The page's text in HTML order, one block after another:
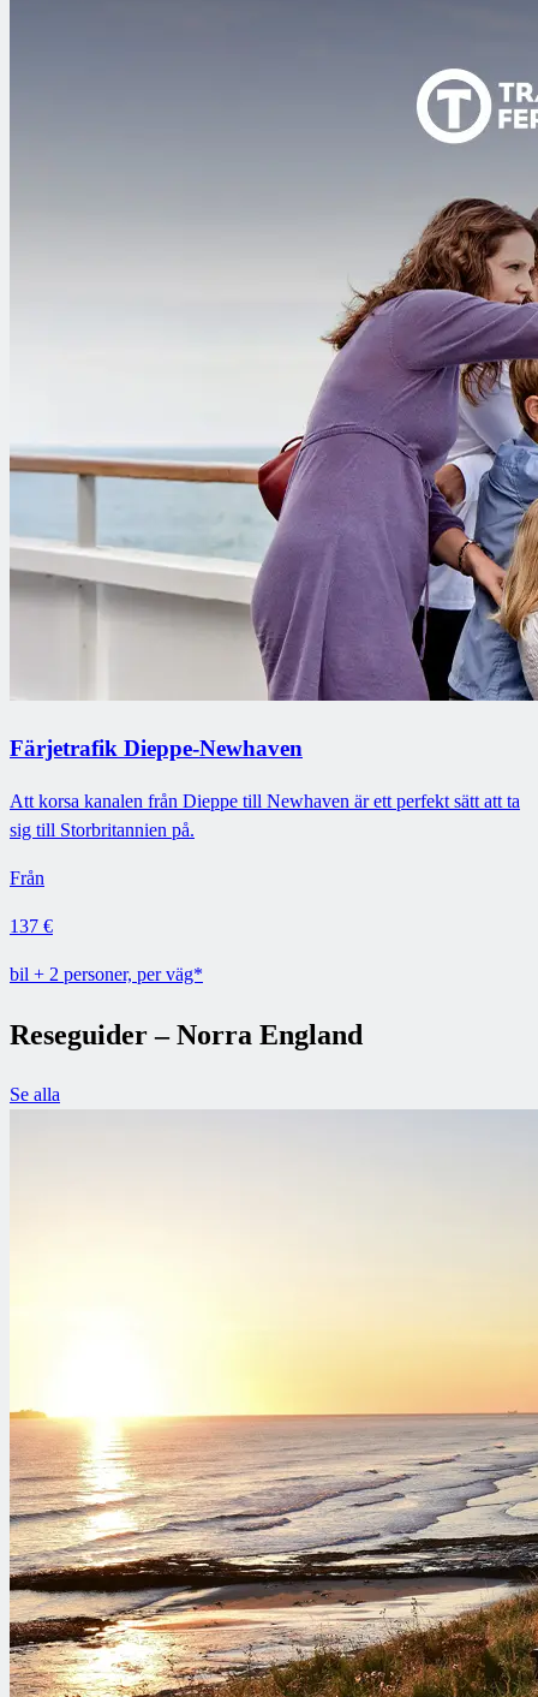
Färjetrafik Dieppe-Newhaven
Att korsa kanalen från Dieppe till Newhaven är ett perfekt sätt att ta
sig till Storbritannien på.
Från
137 €
bil + 2 personer, per väg*
Reseguider – Norra England
Se alla